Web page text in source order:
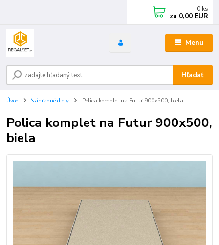
Menu
Hľadať
0 ks
za 0,00 EUR
Úvod Náhradné diely Polica komplet na Futur 900x500, biela
Polica komplet na Futur 900x500,
biela